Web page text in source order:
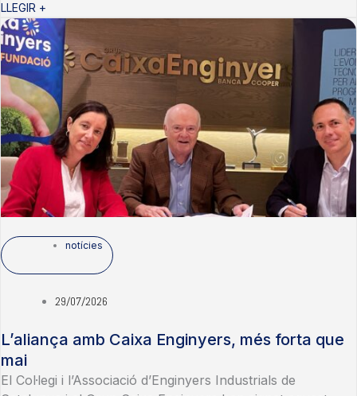
LLEGIR +
notícies
29/07/2026
L’aliança amb Caixa Enginyers, més forta que
mai
El Col·legi i l’Associació d’Enginyers Industrials de